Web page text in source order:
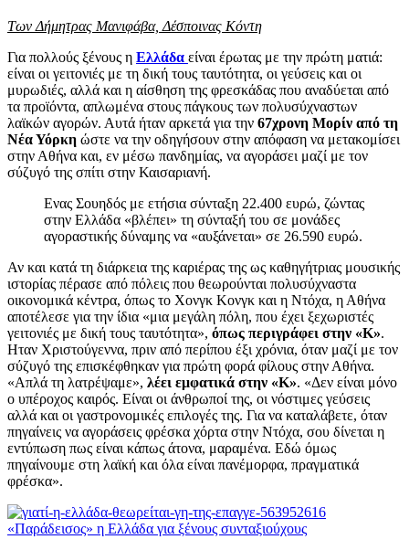
Των Δήμητρας Μανιφάβα, Δέσποινας Κόντη
Για πολλούς ξένους η Ελλάδα είναι έρωτας με την πρώτη ματιά:
είναι οι γειτονιές με τη δική τους ταυτότητα, οι γεύσεις και οι
μυρωδιές, αλλά και η αίσθηση της φρεσκάδας που αναδύεται από
τα προϊόντα, απλωμένα στους πάγκους των πολυσύχναστων
λαϊκών αγορών. Αυτά ήταν αρκετά για την 67χρονη Μορίν από τη
Νέα Υόρκη ώστε να την οδηγήσουν στην απόφαση να μετακομίσει
στην Αθήνα και, εν μέσω πανδημίας, να αγοράσει μαζί με τον
σύζυγό της σπίτι στην Καισαριανή.
Ενας Σουηδός με ετήσια σύνταξη 22.400 ευρώ, ζώντας
στην Ελλάδα «βλέπει» τη σύνταξή του σε μονάδες
αγοραστικής δύναμης να «αυξάνεται» σε 26.590 ευρώ.
Αν και κατά τη διάρκεια της καριέρας της ως καθηγήτριας μουσικής
ιστορίας πέρασε από πόλεις που θεωρούνται πολυσύχναστα
οικονομικά κέντρα, όπως το Χονγκ Κονγκ και η Ντόχα, η Αθήνα
αποτέλεσε για την ίδια «μια μεγάλη πόλη, που έχει ξεχωριστές
γειτονιές με δική τους ταυτότητα», όπως περιγράφει στην «Κ».
Ηταν Χριστούγεννα, πριν από περίπου έξι χρόνια, όταν μαζί με τον
σύζυγό της επισκέφθηκαν για πρώτη φορά φίλους στην Αθήνα.
«Απλά τη λατρέψαμε», λέει εμφατικά στην «Κ». «Δεν είναι μόνο
ο υπέροχος καιρός. Είναι οι άνθρωποί της, οι νόστιμες γεύσεις
αλλά και οι γαστρονομικές επιλογές της. Για να καταλάβετε, όταν
πηγαίνεις να αγοράσεις φρέσκα χόρτα στην Ντόχα, σου δίνεται η
εντύπωση πως είναι κάπως άτονα, μαραμένα. Εδώ όμως
πηγαίνουμε στη λαϊκή και όλα είναι πανέμορφα, πραγματικά
φρέσκα».
«Παράδεισος» η Ελλάδα για ξένους συνταξιούχους